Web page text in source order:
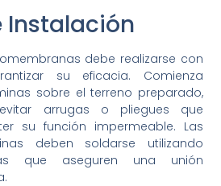
Instalación
debe realizarse con
su eficacia. Comienza
sobre el terreno preparado,
arrugas o pliegues que
su función impermeable. Las
deben soldarse utilizando
que aseguren una unión